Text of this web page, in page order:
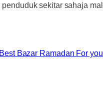
sekitar sahaja